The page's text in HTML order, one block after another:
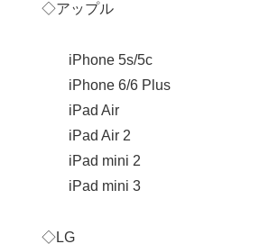
◇アップル
iPhone 5s/5c
iPhone 6/6 Plus
iPad Air
iPad Air 2
iPad mini 2
iPad mini 3
◇LG